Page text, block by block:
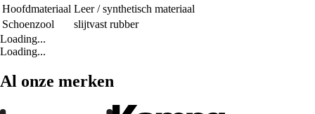
Hoofdmateriaal Leer / synthetisch materiaal
Schoenzool
slijtvast rubber
Loading...
Loading...
Al onze merken